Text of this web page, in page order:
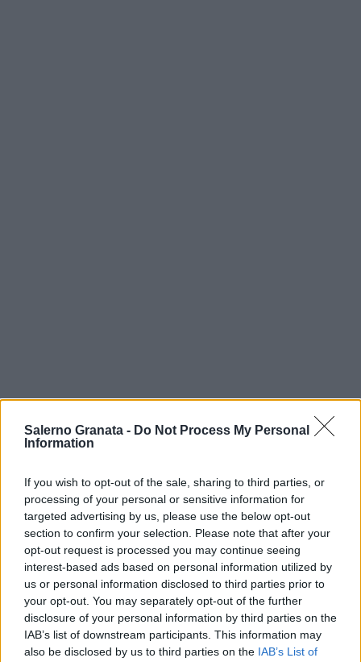
Salerno Granata - Do Not Process My Personal
Information
If you wish to opt-out of the sale, sharing to third parties, or
processing of your personal or sensitive information for
targeted advertising by us, please use the below opt-out
section to confirm your selection. Please note that after your
opt-out request is processed you may continue seeing
interest-based ads based on personal information utilized by
us or personal information disclosed to third parties prior to
your opt-out. You may separately opt-out of the further
disclosure of your personal information by third parties on the
IAB’s list of downstream participants. This information may
also be disclosed by us to third parties on the IAB’s List of